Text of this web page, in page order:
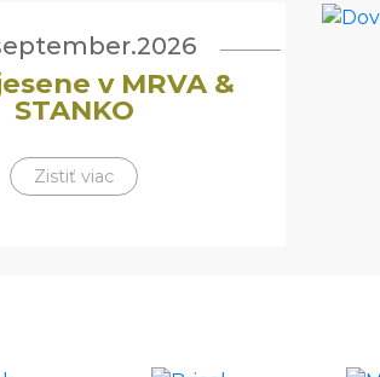
v MRVA &
STANKO
Zistiť viac